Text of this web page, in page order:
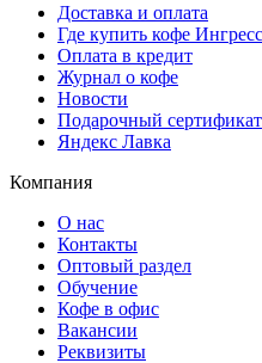
Доставка и оплата
Где купить кофе
Оплата в кредит
Журнал о кофе
Новости
Подарочный сертификат
Яндекс Лавка
Компания
О нас
Контакты
Оптовый раздел
Обучение
Кофе в офис
Вакансии
Реквизиты